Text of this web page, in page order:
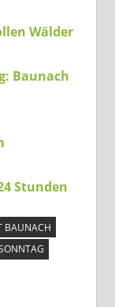
Wälder
Baunach
Stunden
BAUNACH